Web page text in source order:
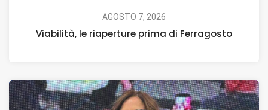
AGOSTO 7, 2026
Viabilità, le riaperture prima di Ferragosto